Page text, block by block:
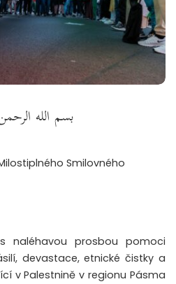
بسم الله
Smilovného
naléhavou prosbou pomoci
devastace, etnické čistky a
v Palestnině v regionu Pásma